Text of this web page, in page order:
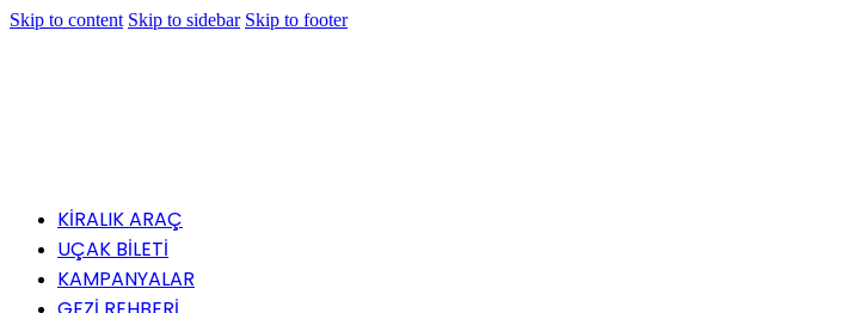
Skip to content Skip to sidebar Skip to footer
KİRALIK ARAÇ
UÇAK BİLETİ
KAMPANYALAR